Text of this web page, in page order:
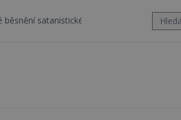
gangu vedeného Charlesem